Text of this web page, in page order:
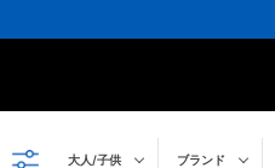
大人/子供 ブランド